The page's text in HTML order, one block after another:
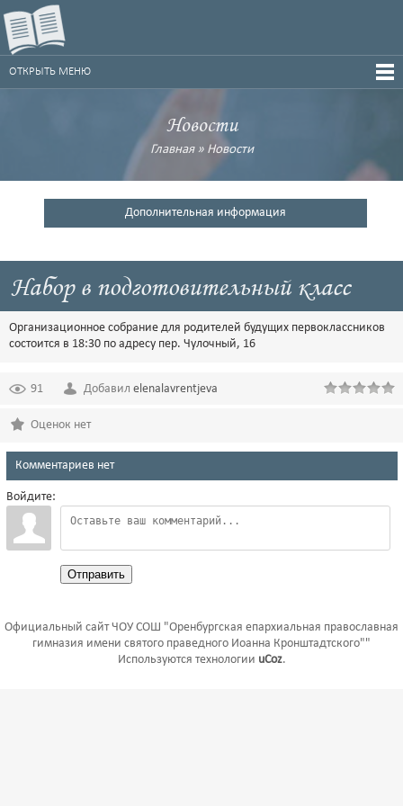
ОТКРЫТЬ МЕНЮ
Новости
Главная» Новости
Дополнительная информация
Набор в подготовительный класс
Организационное собрание для родителей будущих первоклассников
состоится в 18:30 по адресу пер. Чулочный, 16
91 Добавил elenalavrentjeva
Оценок нет
Комментариев нет
Войдите:
Отправить
Официальный сайт ЧОУ СОШ "Оренбургская епархиальная православная
гимназия имени святого праведного Иоанна Кронштадтского""
Используются технологии uCoz.